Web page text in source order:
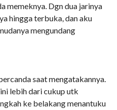
memeknya. Dgn dua jarinya
hingga terbuka, dan aku
mengundang
saat mengatakannya.
lebih dari cukup utk
ke belakang menantuku